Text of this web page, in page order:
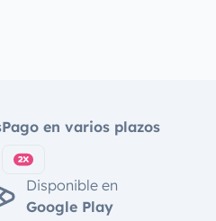
Pago en varios plazos
Disponible en
Google Play